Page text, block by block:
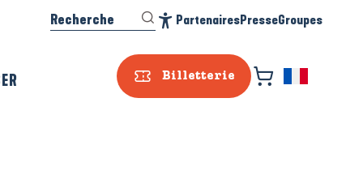
Billetterie
Recherche PartenairesPresseGroupes